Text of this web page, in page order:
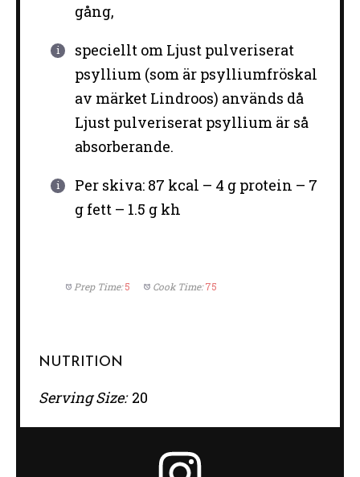
gång,
speciellt om Ljust pulveriserat
psyllium (som är psylliumfröskal
av märket Lindroos) används då
Ljust pulveriserat psyllium är så
absorberande.
Per skiva: 87 kcal – 4 g protein – 7
g fett – 1.5 g kh
Prep Time: 5 Cook Time: 75
NUTRITION
Serving Size: 20